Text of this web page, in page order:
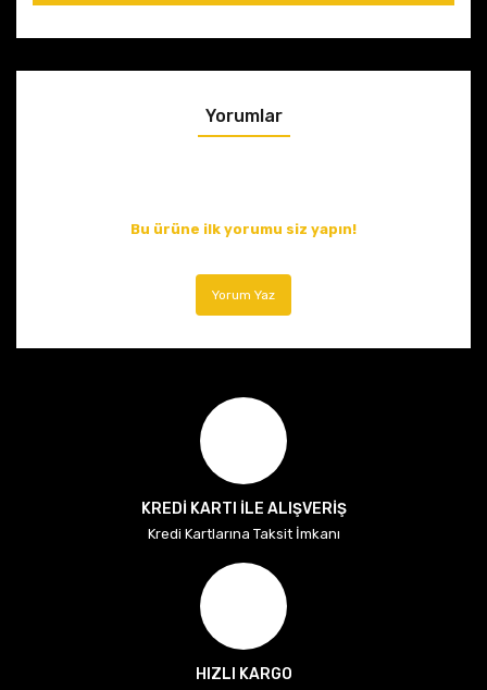
Yorumlar
Bu ürüne ilk yorumu siz yapın!
Yorum Yaz
KREDİ KARTI İLE ALIŞVERİŞ
Kredi Kartlarına Taksit İmkanı
HIZLI KARGO